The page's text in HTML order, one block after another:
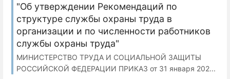
"Об утверждении Рекомендаций по
структуре службы охраны труда в
организации и по численности работников
службы охраны труда"
МИНИСТЕРСТВО ТРУДА И СОЦИАЛЬНОЙ ЗАЩИТЫ
РОССИЙСКОЙ ФЕДЕРАЦИИ ПРИКАЗ от 31 января 202...